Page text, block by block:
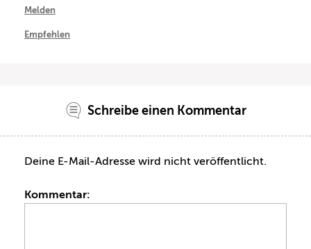
Melden
Empfehlen
Schreibe einen Kommentar
Deine E-Mail-Adresse wird nicht veröffentlicht.
Kommentar: